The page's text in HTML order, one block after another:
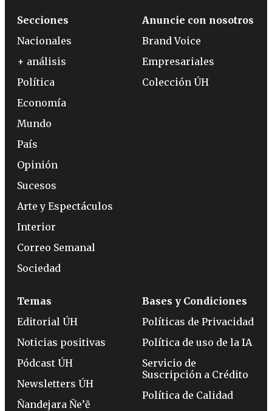
Secciones
Nacionales
+ análisis
Política
Economía
Mundo
País
Opinión
Sucesos
Arte y Espectáculos
Interior
Correo Semanal
Sociedad
Anuncie con nosotros
Brand Voice
Empresariales
Colección ÚH
Temas
Editorial ÚH
Noticias positivas
Pódcast ÚH
Newsletters ÚH
Ñandejara Ñe’ẽ
Bases y Condiciones
Políticas de Privacidad
Política de uso de la IA
Servicio de
Suscripción a Crédito
Política de Calidad